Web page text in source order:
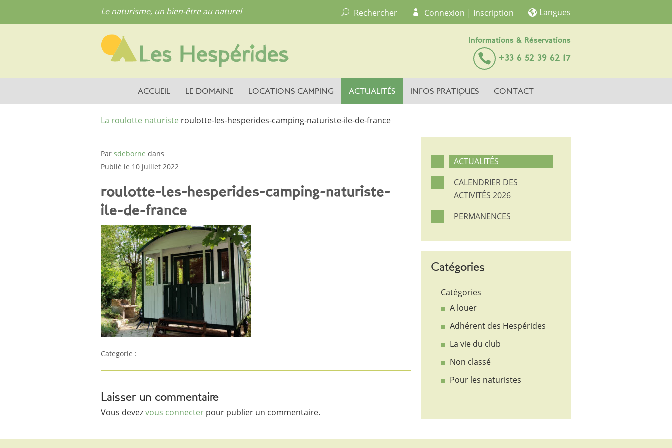
ACCUEIL LE DOMAINE LOCATIONS CAMPING ACTUALITÉS INFOS PRATIQUES CONTACT
Le naturisme, un bien-être au naturel Rechercher Connexion | Inscription Langues
Informations & Réservations
+33 6 52 39 62 17
La roulotte naturiste roulotte-les-hesperides-camping-naturiste-ile-de-france
Par sdeborne dans
Publié le 10 juillet 2022
roulotte-les-hesperides-camping-naturiste-
ile-de-france
Categorie :
Laisser un commentaire
Vous devezvous connecter pour publier un commentaire.
ACTUALITÉS
CALENDRIER DES
ACTIVITÉS 2026
PERMANENCES
Catégories
Catégories
A louer
Adhérent des Hespérides
La vie du club
Non classé
Pour les naturistes